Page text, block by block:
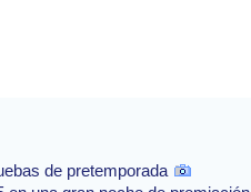
de pretemporada